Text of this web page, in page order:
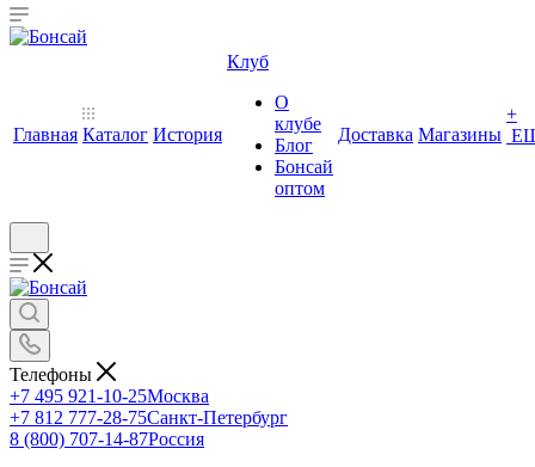
Главная Каталог История
Клуб
О
клубе
Блог
Бонсай
оптом
Доставка Магазины
+
Телефоны
+7 495 921-10-25Москва
+7 812 777-28-75Санкт-Петербург
8 (800) 707-14-87Россия